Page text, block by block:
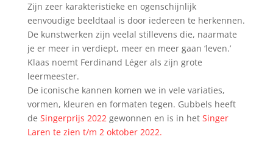
Zijn zeer karakteristieke en ogenschijnlijk
eenvoudige beeldtaal is door iedereen te herkennen.
De kunstwerken zijn veelal stillevens die, naarmate
je er meer in verdiept, meer en meer gaan ‘leven.’
Klaas noemt Ferdinand Léger als zijn grote
leermeester.
De iconische kannen komen we in vele variaties,
vormen, kleuren en formaten tegen. Gubbels heeft
de Singerprijs 2022gewonnen en is in het Singer
Laren te zien t/m 2 oktober 2022.